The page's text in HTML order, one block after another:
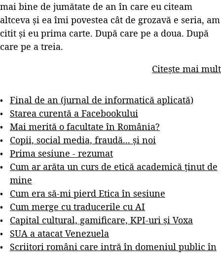
mai bine de jumătate de an în care eu citeam
altceva și ea îmi povestea cât de grozavă e seria, am
citit și eu prima carte. După care pe a doua. După
care pe a treia.
Citește mai mult
Final de an (jurnal de informatică aplicată)
Starea curentă a Facebookului
Mai merită o facultate în România?
Copii, social media, fraudă... și noi
Prima sesiune - rezumat
Cum ar arăta un curs de etică academică ținut de
mine
Cum era să-mi pierd Etica în sesiune
Cum merge cu traducerile cu AI
Capital cultural, gamificare, KPI-uri și Voxa
SUA a atacat Venezuela
Scriitori români care intră în domeniul public în